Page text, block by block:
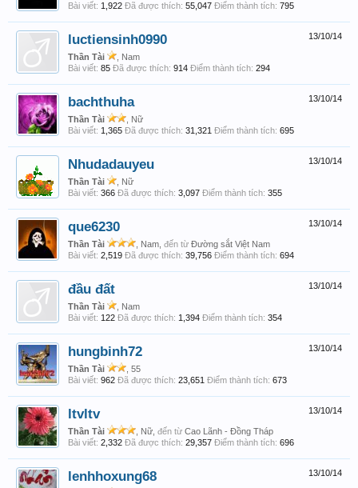
Bài viết: 1,922 Đã được thích: 55,047 Điểm thành tích: 795
13/10/14
luctiensinh0990
Thần Tài
, Nam
Bài viết: 85 Đã được thích: 914 Điểm thành tích: 294
13/10/14
bachthuha
Thần Tài
, Nữ
Bài viết: 1,365 Đã được thích: 31,321 Điểm thành tích: 695
13/10/14
Nhudadauyeu
Thần Tài
, Nữ
Bài viết: 366 Đã được thích: 3,097 Điểm thành tích: 355
13/10/14
que6230
Thần Tài , Nam, đến từ Đường sắt Việt Nam
Bài viết: 2,519 Đã được thích: 39,756 Điểm thành tích: 694
13/10/14
đầu đất
Thần Tài
, Nam
Bài viết: 122 Đã được thích: 1,394 Điểm thành tích: 354
13/10/14
hungbinh72
Thần Tài
, 55
Bài viết: 962 Đã được thích: 23,651 Điểm thành tích: 673
13/10/14
ltvltv
Thần Tài , Nữ, đến từ Cao Lãnh - Đồng Tháp
Bài viết: 2,332 Đã được thích: 29,357 Điểm thành tích: 696
13/10/14
lenhhoxung68